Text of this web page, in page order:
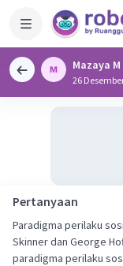
Mazaya M
26
Pertanyaan
Paradigma perilaku
Skinner dan George
paradigma perilaku